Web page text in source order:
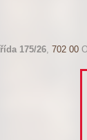
175/26, 702 00